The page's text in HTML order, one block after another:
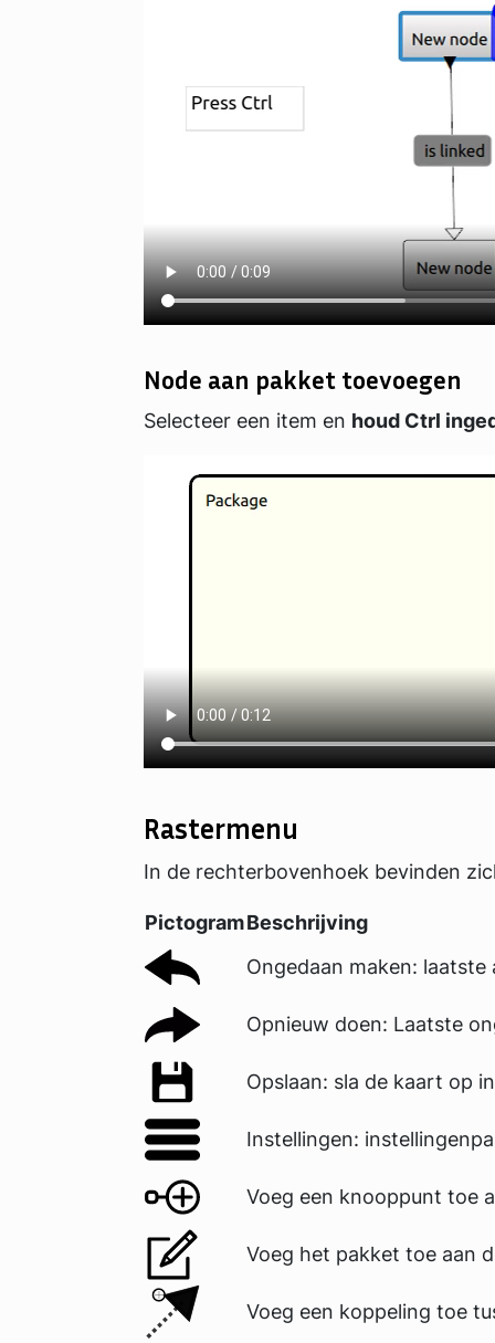
Node aan pakket toevoegen
Selecteer een item en houd Ctrl
Rastermenu
In de rechterbovenhoek bevinden
PictogramBeschrijving
Ongedaan maken:
Opnieuw doen: Laatste
Opslaan: sla de kaart op
Instellingen:
Voeg een knooppunt toe
Voeg het pakket toe aan
Voeg een koppeling toe